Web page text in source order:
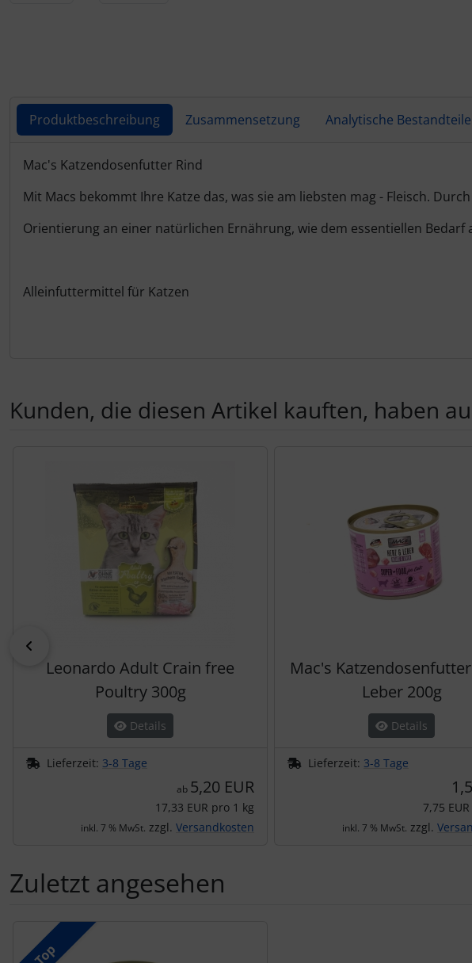
Produktbeschreibung Zusammensetzung Analytische Bestandteile
Produktbeschreibung
Mac's Katzendosenfutter Rind
Mit Macs bekommt Ihre Katze das, was sie am liebsten mag - Fleisch.
Orientierung an einer natürlichen Ernährung, wie dem essentiellen
Alleinfuttermittel für Katzen
Kunden, die diesen Artikel kauften, haben
Leonardo Adult Crain free
Poultry 300g
Details
Lieferzeit: 3-8 Tage
ab 5,20 EUR
17,33 EUR pro 1 kg
inkl. 7 % MwSt. zzgl. Versandkosten
Mac's
Leber 200g
Details
Lieferzeit: 3-8 Tage
7,75
inkl. 7 % MwSt. zzgl.
Zuletzt angesehen
Es folgt ein Produktslider - navigieren Sie mit der Tab-Taste zu den einzelnen
Top